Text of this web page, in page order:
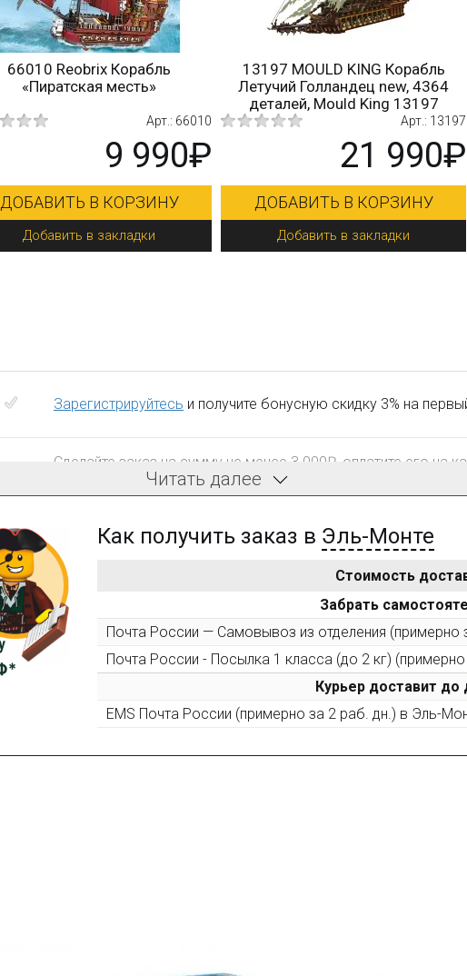
66010 Reobrix Корабль
«Пиратская месть»
Арт.: 66010
9 990₽
ДОБАВИТЬ В КОРЗИНУ
Добавить в закладки
13197 MOULD KING Корабль
Летучий Голландец new, 4364
деталей, Mould King 13197
Арт.: 13197
21 990₽
ДОБАВИТЬ В КОРЗИНУ
Добавить в закладки
Зарегистрируйтесь и получите бонусную скидку 3% на
Сделайте заказ на сумму не менее 3 000₽, оплатите его на
компенсацию доставки.
После того, как сумма Ваших заказов превысит 3000
все повторные заказы - 10%
Пришлите фото поэтапной сборки купленного конструктора
10% при покупке следующего набора (не дороже 10 000
за текстовый отзыв или 100₽ за отзыв с фото.
Читать далее
Как получить заказ в Эль-Монте
Стоимость
Забрать
Почта России — Самовывоз из отделения (примерно
Почта России - Посылка 1 класса (до 2 кг)
Курьер доставит до
EMS Почта России (примерно за 2 раб. дн.) в Эль-